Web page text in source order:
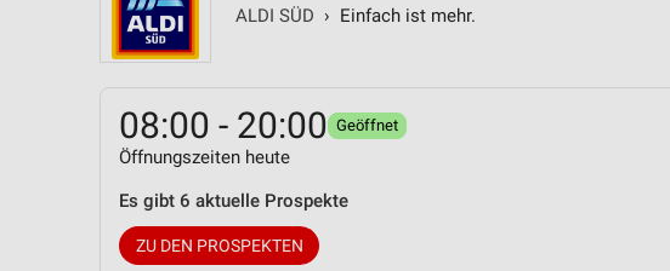
ALDI SÜD › Einfach ist mehr.
08:00 - 20:00 Geöffnet
Öffnungszeiten heute
Es gibt 6 aktuelle Prospekte
ZU DEN PROSPEKTEN